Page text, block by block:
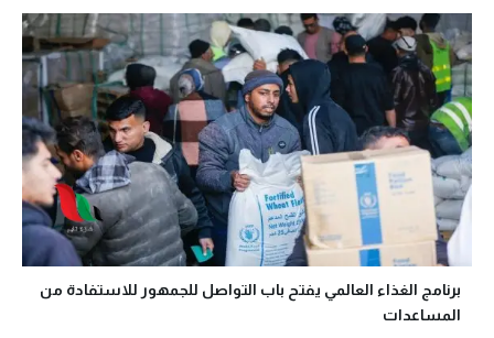
برنامج الغذاء العالمي يفتح باب التواصل للجمهور للاستفادة من
المساعدات